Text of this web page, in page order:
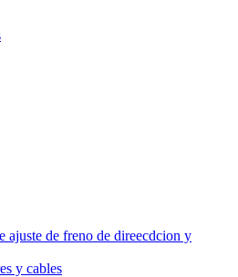
ajuste de freno de direecdcion y
y cables